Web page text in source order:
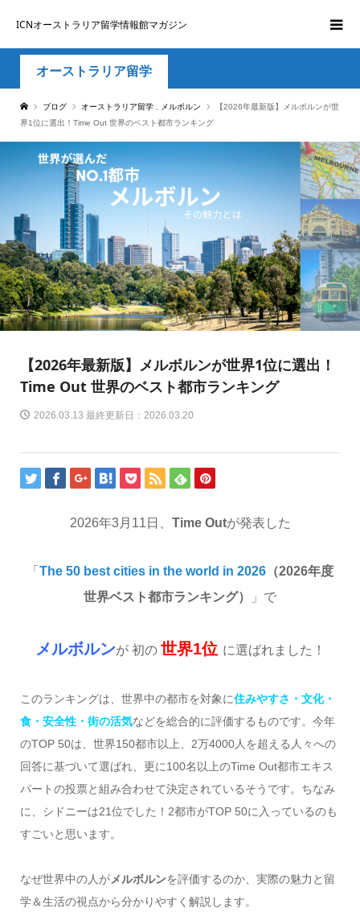
ICNオーストラリア留学情報館マガジン
オーストラリア留学
ブログ オーストラリア留学 メルボルン
【2026年最新版】メルボルンが世
界1位に選出！Time Out 世界のベスト都市ランキング
【2026年最新版】メルボルンが世界1位に選出！
Time Out 世界のベスト都市ランキング
2026.03.13 最終更新日：2026.03.20
2026年3月11日、 Time Outが発表した
「 The 50 best cities in the world in 2026 （2026年度
世界ベスト都市ランキング）
」で
メルボルンが 初の 世界1位 に選ばれました！
このランキングは、世界中の都市を対象に住みやすさ・文化・
食・安全性・街の活気などを総合的に評価するものです。今年
のTOP 50は、世界150都市以上、2万4000人を超える人々への
回答に基づいて選ばれ、更に100名以上のTime Out都市エキス
パートの投票と組み合わせて決定されているそうです。ちなみ
に、シドニーは21位でした！2都市がTOP 50に入っているのも
すごいと思います。
なぜ世界中の人がメルボルンを評価するのか、実際の魅力と留
学＆生活の視点から分かりやすく解説します。